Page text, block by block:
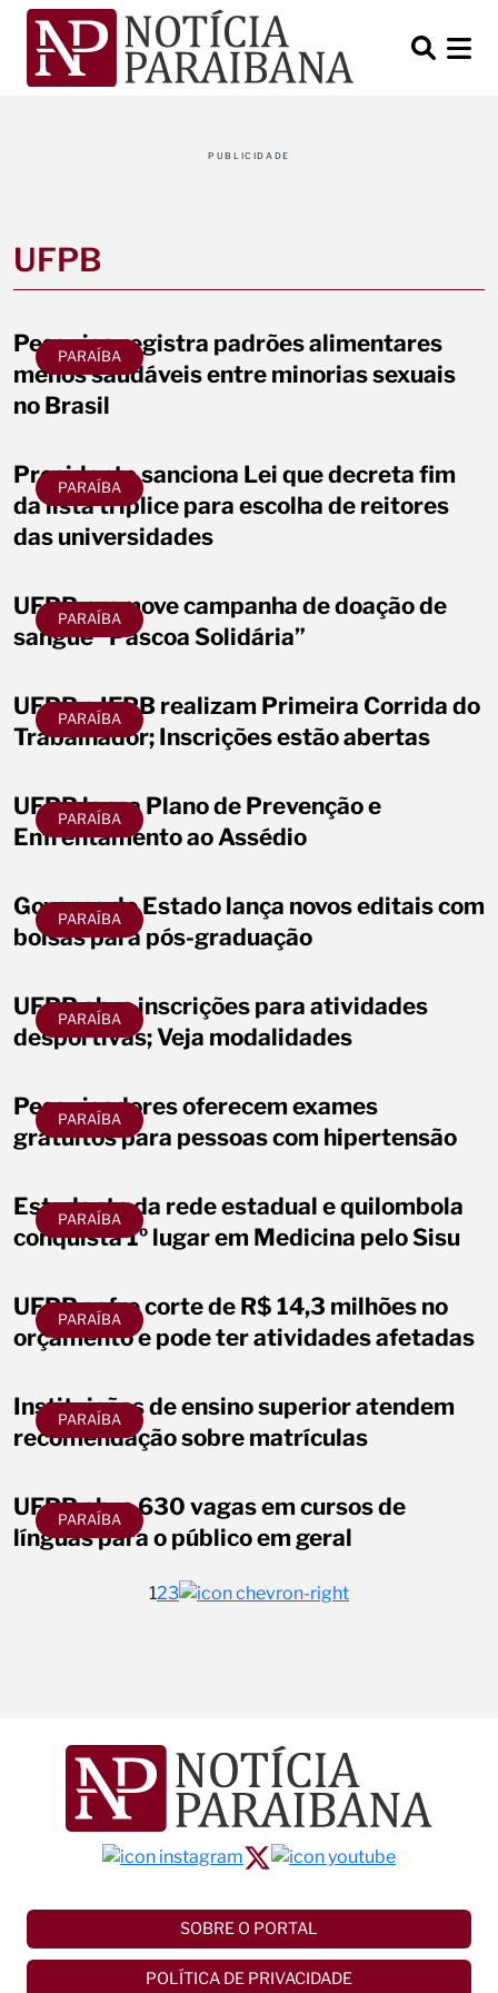
PUBLICIDADE
UFPB
PARAÍBA
Pesquisa registra padrões alimentares
menos saudáveis entre minorias sexuais
no Brasil
PARAÍBA
Presidente sanciona Lei que decreta fim
da lista tríplice para escolha de reitores
das universidades
PARAÍBA
UFPB promove campanha de doação de
sangue “Páscoa Solidária”
PARAÍBA
UFPB e IFPB realizam Primeira Corrida do
Trabalhador; Inscrições estão abertas
PARAÍBA
UFPB lança Plano de Prevenção e
Enfrentamento ao Assédio
PARAÍBA
Governo do Estado lança novos editais com
bolsas para pós-graduação
PARAÍBA
UFPB abre inscrições para atividades
desportivas; Veja modalidades
PARAÍBA
Pesquisadores oferecem exames
gratuitos para pessoas com hipertensão
PARAÍBA
Estudante da rede estadual e quilombola
conquista 1º lugar em Medicina pelo Sisu
PARAÍBA
UFPB sofre corte de R$ 14,3 milhões no
orçamento e pode ter atividades afetadas
PARAÍBA
Instituições de ensino superior atendem
recomendação sobre matrículas
PARAÍBA
UFPB abre 630 vagas em cursos de
línguas para o público em geral
123
SOBRE O PORTAL
POLÍTICA DE PRIVACIDADE